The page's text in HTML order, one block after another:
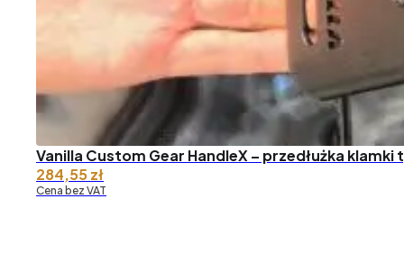
Vanilla Custom Gear HandleX – przedłużka
284,55zł
Cena bez VAT